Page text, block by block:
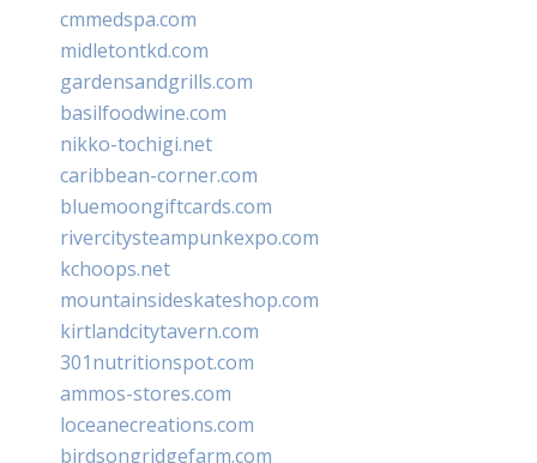
cmmedspa.com
midletontkd.com
gardensandgrills.com
basilfoodwine.com
nikko-tochigi.net
caribbean-corner.com
bluemoongiftcards.com
rivercitysteampunkexpo.com
kchoops.net
mountainsideskateshop.com
kirtlandcitytavern.com
301nutritionspot.com
ammos-stores.com
loceanecreations.com
birdsongridgefarm.com